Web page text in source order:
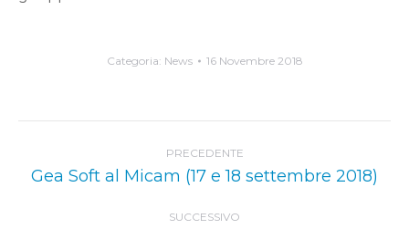
Categoria: News 16 Novembre 2018
tra
PRECEDENTE
Post
Gea Soft al Micam (17 e 18 settembre 2018)
SUCCESSIVO